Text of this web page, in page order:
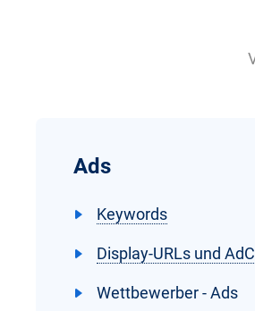
Ads
Keywords
Display-URLs und
Wettbewerber - Ads